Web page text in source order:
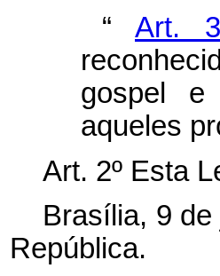
“ Art.
gospel e
aqueles
Art. 2º Esta
Brasília, 9 de
República.